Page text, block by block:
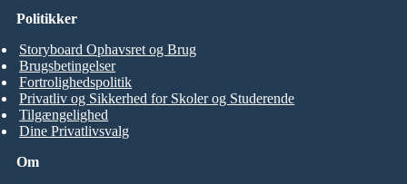
Om
Politikker
Storyboard Ophavsret og Brug
Brugsbetingelser
Fortrolighedspolitik
Privatliv og Sikkerhed for Skoler og Studerende
Tilgængelighed
Dine Privatlivsvalg